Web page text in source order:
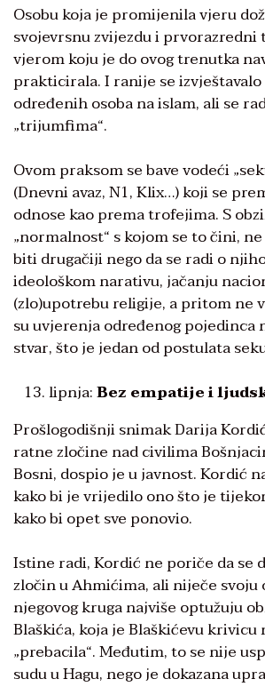
Osobu koja je promijenila vjeru
svojevrsnu zvijezdu i
vjerom koju je do ovog trenutka
prakticirala. I ranije se
određenih osoba na islam, ali se
„trijumfima“.
Ovom praksom se bave vodeći
(Dnevni avaz, N1, Klix…) koji se
odnose kao prema trofejima. S
„normalnost“ s kojom se to čini,
biti drugačiji nego da se radi o
ideološkom narativu, jačanju
(zlo)upotrebu religije, a pritom ne
su uvjerenja određenog pojedinca
stvar, što je jedan od postulata
lipnja:Bez empatije i
Prošlogodišnji snimak Darija
ratne zločine nad civilima
Bosni, dospio je u javnost. Kordić
kako bi je vrijedilo ono što je
kako bi opet sve ponovio.
Istine radi, Kordić ne poriče da se
zločin u Ahmićima, ali niječe svoju
njegovog kruga najviše optužuju
Blaškića, koja je Blaškićevu krivicu
„prebacila“. Međutim, to se nije
sudu u Hagu, nego je dokazana